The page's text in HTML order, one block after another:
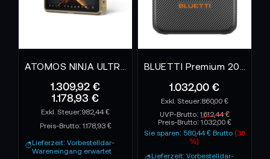
1.309,92 €
1.178,93 €
982,44 €
Preis-Brutto: 1.178,93 €
Lieferzeit: Vorbestelldar-
Wareneingang erwartet
1.032,00 €
860,00 €
UVP-Brutto: 1.612,44 €
Preis-Brutto: 1.032,00 €
Sie sparen: 580,44 € Brutto (36
%)
Lieferzeit: Vorbestelldar-